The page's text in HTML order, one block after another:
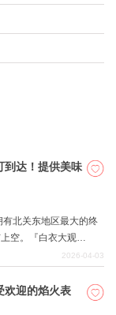
到达！提供美味
有北关东地区最大的终
空。『白衣大观
清水寺）』，以及许多
，我们将对高崎市的此
，了解从高崎站步行即
2026-04-03
欢迎的焰火表